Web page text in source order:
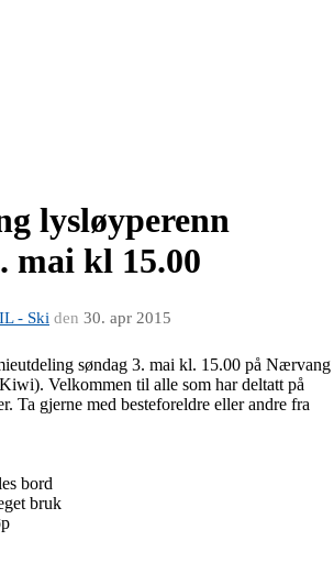
lysløyperenn
mai kl 15.00
- Ski den 30. apr 2015
søndag 3. mai kl. 15.00 på
Velkommen til alle som har deltatt på
Ta gjerne med besteforeldre eller andre fra
bord
bruk